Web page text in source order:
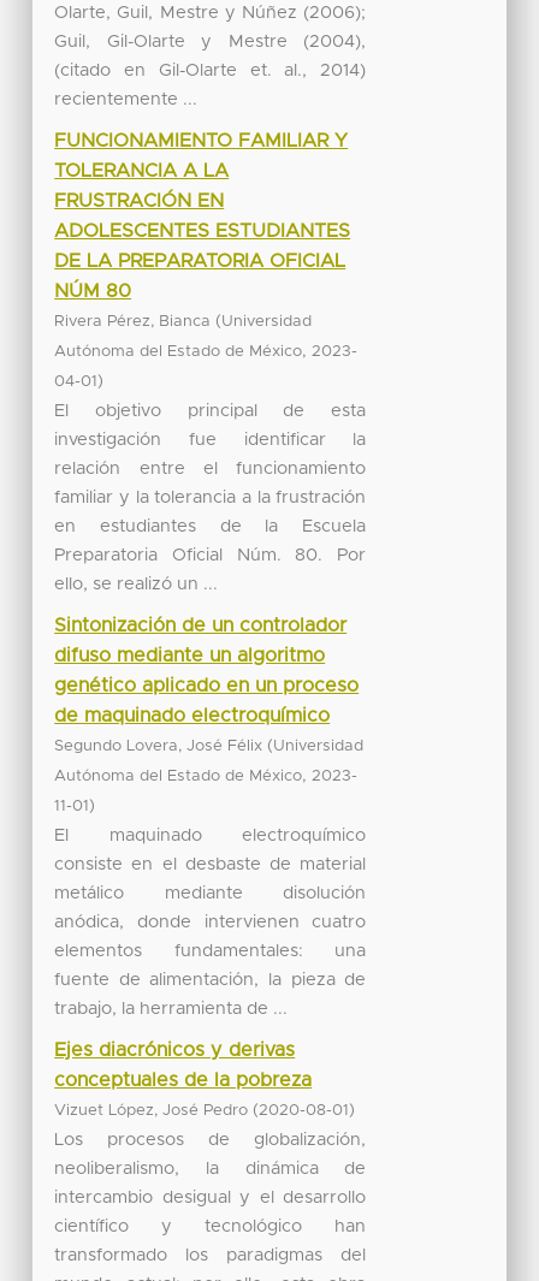
Olarte, Guil, Mestre y Núñez (2006);
Guil, Gil-Olarte y Mestre (2004),
(citado en Gil-Olarte et. al., 2014)
recientemente ...
FUNCIONAMIENTO FAMILIAR Y
TOLERANCIA A LA
FRUSTRACIÓN EN
ADOLESCENTES ESTUDIANTES
DE LA PREPARATORIA OFICIAL
NÚM 80
Rivera Pérez, Bianca (Universidad
Autónoma del Estado de México, 2023-
04-01 )
El objetivo principal de esta
investigación fue identificar la
relación entre el funcionamiento
familiar y la tolerancia a la frustración
en estudiantes de la Escuela
Preparatoria Oficial Núm. 80. Por
ello, se realizó un ...
Sintonización de un controlador
difuso mediante un algoritmo
genético aplicado en un proceso
de maquinado electroquímico
Segundo Lovera, José Félix (Universidad
Autónoma del Estado de México, 2023-
11-01 )
El maquinado electroquímico
consiste en el desbaste de material
metálico mediante disolución
anódica, donde intervienen cuatro
elementos fundamentales: una
fuente de alimentación, la pieza de
trabajo, la herramienta de ...
Ejes diacrónicos y derivas
conceptuales de la pobreza
Vizuet López, José Pedro (2020-08-01 )
Los procesos de globalización,
neoliberalismo, la dinámica de
intercambio desigual y el desarrollo
científico y tecnológico han
transformado los paradigmas del